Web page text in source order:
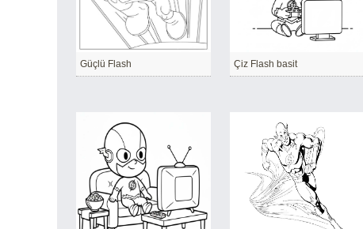
Güçlü Flash Çiz Flash basit